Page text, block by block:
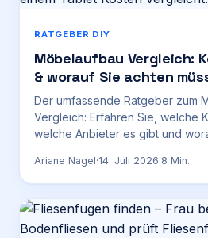
RATGEBER DIY
Möbelaufbau Vergleich:
& worauf Sie achten
Der umfassende Ratgeber zum
Vergleich: Erfahren Sie, welche
welche Anbieter es gibt und
Ariane Nagel·14. Juli 2026·8 Min.